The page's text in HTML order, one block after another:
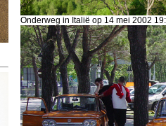
Onderweg in Italië op 14 mei 2002